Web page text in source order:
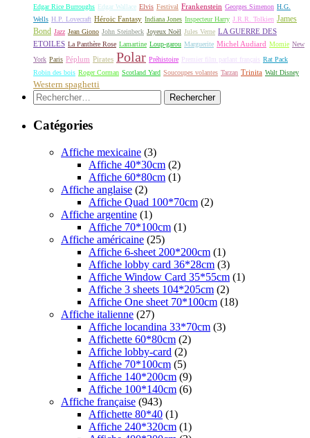
Edgar Rice Burroughs
Edgar Wallace Elvis Festival Frankenstein Georges Simenon H.G.
Wells H.P. Lovecraft Héroic Fantasy Indiana Jones Inspecteur Harry J.R.R. Tolkien James
Bond Jazz Jean Giono John Steinbeck Joyeux Noël Jules Verne LA GUERRE DES
ETOILES La Panthère Rose Lamartine Loup-garou Marguerite Michel Audiard Momie New
York Paris Péplum Pirates Polar Préhistoire Premier film parlant français Rat Pack
Robin des bois Roger Corman Scotland Yard Soucoupes volantes Tarzan Trinita Walt Disney
Western spaghetti
Rechercher :
Catégories
Affiche mexicaine (3)
Affiche 40*30cm (2)
Affiche 60*80cm (1)
Affiche anglaise (2)
Affiche Quad 100*70cm (2)
Affiche argentine (1)
Affiche 70*100cm (1)
Affiche américaine (25)
Affiche 6-sheet 200*200cm (1)
Affiche lobby card 36*28cm (3)
Affiche Window Card 35*55cm (1)
Affiche 3 sheets 104*205cm (2)
Affiche One sheet 70*100cm (18)
Affiche italienne (27)
Affiche locandina 33*70cm (3)
Affichette 60*80cm (2)
Affiche lobby-card (2)
Affiche 70*100cm (5)
Affiche 140*200cm (9)
Affiche 100*140cm (6)
Affiche française (943)
Affichette 80*40 (1)
Affiche 240*320cm (1)